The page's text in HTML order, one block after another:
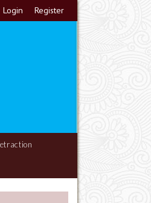
Login Register